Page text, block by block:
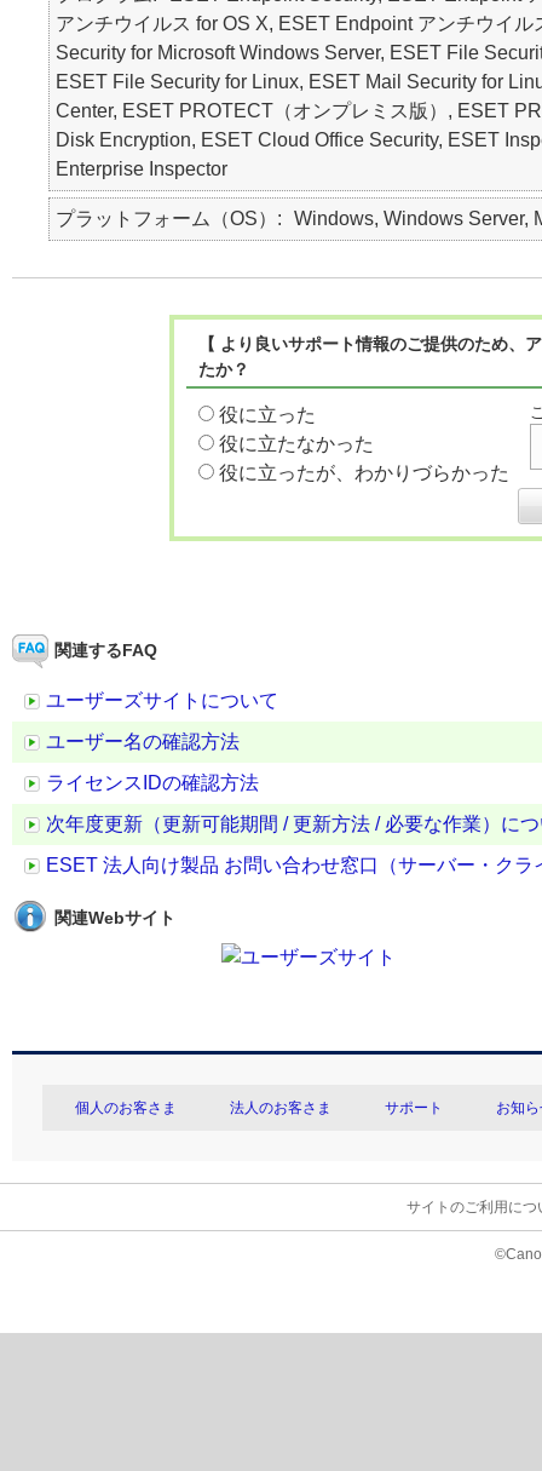
アンチウイルス for OS X, ESET Endpoint アンチウイ
Security for Microsoft Windows Server, ESET File
ESET File Security for Linux, ESET Mail Security for
Center, ESET PROTECT（オンプレミス版）, ESET
Disk Encryption, ESET Cloud Office Security, ESET
Enterprise Inspector
プラットフォーム（OS） Windows, Windows Server,
【 より良いサポート情報のご提供のため
たか？
役に立った
役に立たなかった
役に立ったが、わかりづらかった
関連するFAQ
ユーザーズサイトについて
ユーザー名の確認方法
ライセンスIDの確認方法
次年度更新（更新可能期間 / 更新方法 / 必要な作業）に
ESET 法人向け製品 お問い合わせ窓口（サーバー・クラ
関連Webサイト
個人のお客さま 法人のお客さま サポート お知
サイトのご利用につ